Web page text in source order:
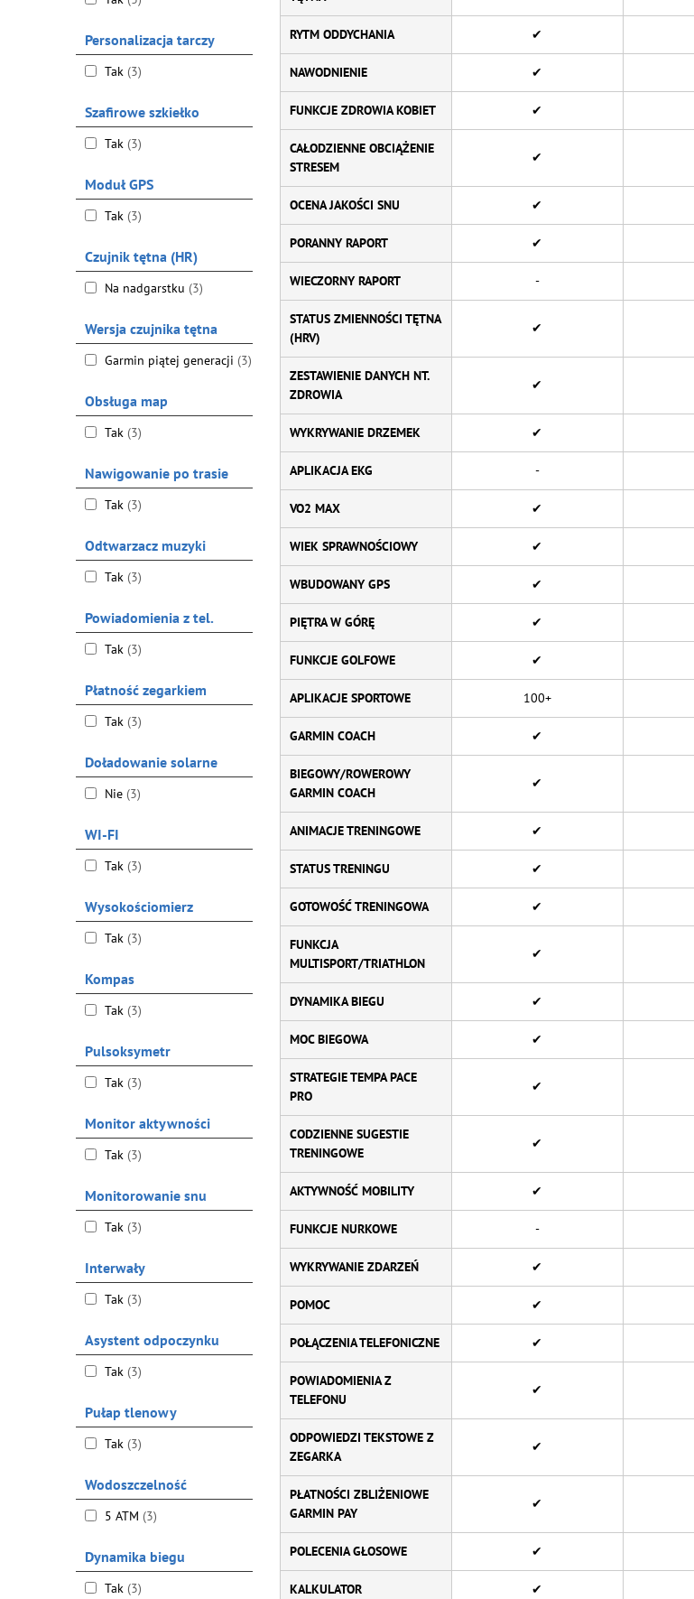
Personalizacja tarczy
Tak (3)
Szafirowe szkiełko
Tak (3)
Moduł GPS
Tak (3)
Czujnik tętna (HR)
Na nadgarstku (3)
Wersja czujnika tętna
Garmin piątej generacji (3)
Obsługa map
Tak (3)
Nawigowanie po trasie
Tak (3)
Odtwarzacz muzyki
Tak (3)
Powiadomienia z tel.
Tak (3)
Płatność zegarkiem
Tak (3)
Doładowanie solarne
Nie (3)
WI-FI
Tak (3)
Wysokościomierz
Tak (3)
Kompas
Tak (3)
Pulsoksymetr
Tak (3)
Monitor aktywności
Tak (3)
Monitorowanie snu
Tak (3)
Interwały
Tak (3)
Asystent odpoczynku
Tak (3)
Pułap tlenowy
Tak (3)
Wodoszczelność
5 ATM (3)
Dynamika biegu
Tak (3)
RYTM ODDYCHANIA ✔
NAWODNIENIE ✔
FUNKCJE ZDROWIA KOBIET ✔
CAŁODZIENNE OBCIĄŻENIE
STRESEM
✔
OCENA JAKOŚCI SNU ✔
PORANNY RAPORT ✔
WIECZORNY RAPORT -
STATUS ZMIENNOŚCI TĘTNA
(HRV)
✔
ZESTAWIENIE DANYCH NT.
ZDROWIA
✔
WYKRYWANIE DRZEMEK ✔
APLIKACJA EKG -
VO2 MAX ✔
WIEK SPRAWNOŚCIOWY ✔
WBUDOWANY GPS ✔
PIĘTRA W GÓRĘ ✔
FUNKCJE GOLFOWE ✔
APLIKACJE SPORTOWE 100+
GARMIN COACH ✔
BIEGOWY/ROWEROWY
GARMIN COACH
✔
ANIMACJE TRENINGOWE ✔
STATUS TRENINGU ✔
GOTOWOŚĆ TRENINGOWA ✔
FUNKCJA
MULTISPORT/TRIATHLON
✔
DYNAMIKA BIEGU ✔
MOC BIEGOWA ✔
STRATEGIE TEMPA PACE
PRO
✔
CODZIENNE SUGESTIE
TRENINGOWE
✔
AKTYWNOŚĆ MOBILITY ✔
FUNKCJE NURKOWE -
WYKRYWANIE ZDARZEŃ ✔
POMOC ✔
POŁĄCZENIA TELEFONICZNE ✔
POWIADOMIENIA Z
TELEFONU
✔
ODPOWIEDZI TEKSTOWE Z
ZEGARKA
✔
PŁATNOŚCI ZBLIŻENIOWE
GARMIN PAY
✔
POLECENIA GŁOSOWE ✔
KALKULATOR ✔